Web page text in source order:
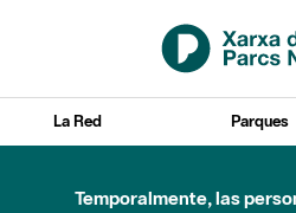
Saltar al contenido principal
La Red Parques
Temporalmente, las